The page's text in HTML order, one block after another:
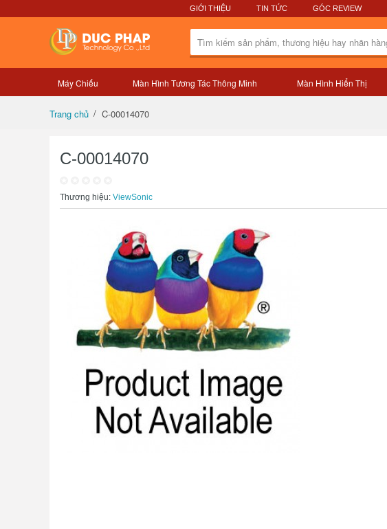
GIỚI THIỆU TIN TỨC GÓC REVIEW
Tổng quan sản phẩm
Máy Chiếu Màn Hình Tương Tác Thông Minh Màn Hình Hiển Thị
Trang chủ C-00014070
C-00014070
Thương hiệu: ViewSonic